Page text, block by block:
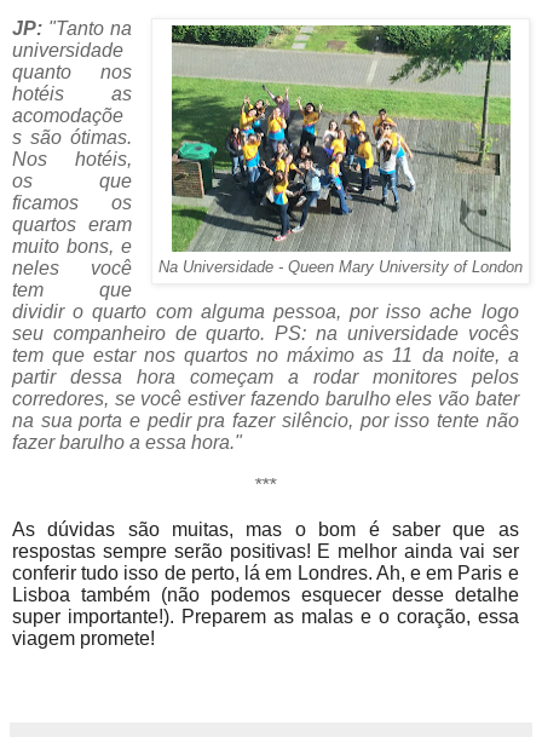
Na Universidade - Queen Mary University of London
JP: "Tanto na
universidade
quanto nos
hotéis as
acomodaçõe
s são ótimas.
Nos hotéis,
os que
ficamos os
quartos eram
muito bons, e
neles você
tem que
dividir o quarto com alguma pessoa, por isso ache logo
seu companheiro de quarto. PS: na universidade vocês
tem que estar nos quartos no máximo as 11 da noite, a
partir dessa hora começam a rodar monitores pelos
corredores, se você estiver fazendo barulho eles vão bater
na sua porta e pedir pra fazer silêncio, por isso tente não
fazer barulho a essa hora."
***
As dúvidas são muitas, mas o bom é saber que as
respostas sempre serão positivas! E melhor ainda vai ser
conferir tudo isso de perto, lá em Londres. Ah, e em Paris e
Lisboa também (não podemos esquecer desse detalhe
super importante!). Preparem as malas e o coração, essa
viagem promete!